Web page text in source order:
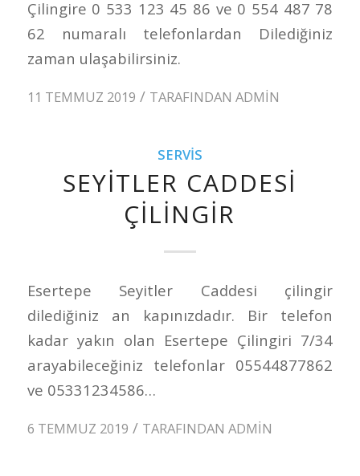
Çilingire 0 533 123 45 86 ve 0 554 487 78
62 numaralı telefonlardan Dilediğiniz
zaman ulaşabilirsiniz.
11 TEMMUZ 2019 / TARAFINDAN ADMIN
SERVIS
SEYITLER CADDESI
ÇILINGIR
Esertepe Seyitler Caddesi çilingir
dilediğiniz an kapınızdadır. Bir telefon
kadar yakın olan Esertepe Çilingiri 7/34
arayabileceğiniz telefonlar 05544877862
ve 05331234586…
6 TEMMUZ 2019 / TARAFINDAN ADMIN